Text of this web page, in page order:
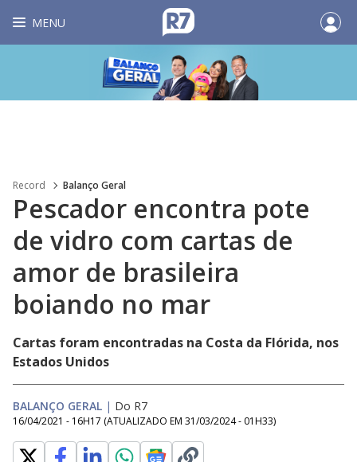
MENU
Record Balanço Geral
Pescador encontra pote
de vidro com cartas de
amor de brasileira
boiando no mar
Cartas foram encontradas na Costa da Flórida, nos
Estados Unidos
BALANÇO GERAL | Do R7
16/04/2021 - 16H17 (ATUALIZADO EM 31/03/2024 - 01H33)